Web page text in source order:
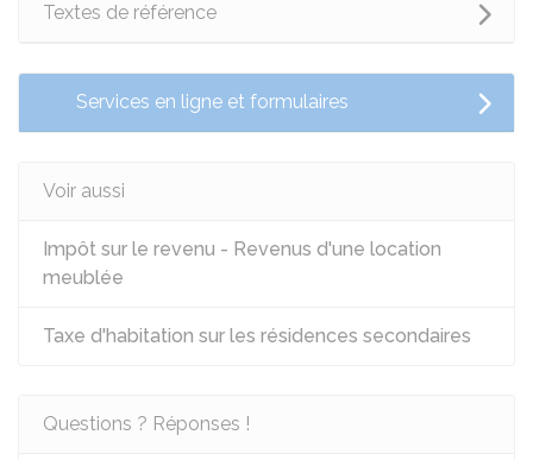
Textes de référence
Services en ligne et formulaires
Voir aussi
Impôt sur le revenu - Revenus d'une location
meublée
Taxe d'habitation sur les résidences secondaires
Questions ? Réponses !